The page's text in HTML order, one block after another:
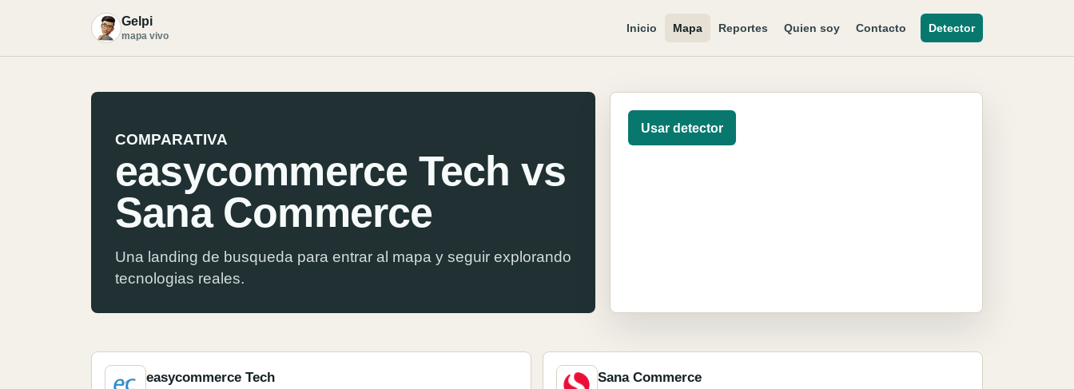
G Gelpi
mapa vivo
Inicio Mapa Reportes Quien soy Contacto Detector
COMPARATIVA
easycommerce Tech vs
Sana Commerce
Una landing de busqueda para entrar al mapa y seguir explorando
tecnologias reales.
Usar detector
easycommerce Tech Sana Commerce